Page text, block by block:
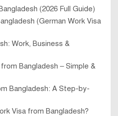
(2026 Full Guide)
(German Work Visa
Work, Business &
Bangladesh – Simple &
Bangladesh: A Step-by-
Visa from Bangladesh?